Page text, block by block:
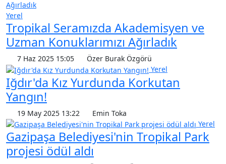
Yerel
Tropikal Seramızda Akademisyen ve
Uzman Konuklarımızı Ağırladık
7 Haz 2025 15:05
Özer Burak Özgörü
Yerel
Iğdır'da Kız Yurdunda Korkutan
Yangın!
19 May 2025 13:22
Emin Toka
Yerel
Gazipaşa Belediyesi'nin Tropikal Park
projesi ödül aldı